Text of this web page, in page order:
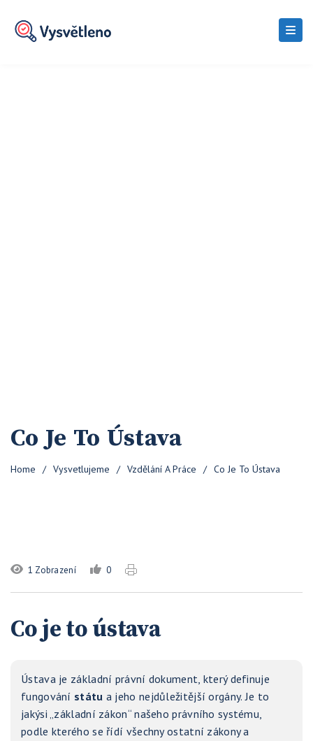
Co Je To Ústava
Home / Vysvetlujeme / Vzdělání A Práce / Co Je To Ústava
1 Zobrazení 0
Co je to ústava
Ústava je základní právní dokument, který definuje
fungování státu a jeho nejdůležitější orgány. Je to
jakýsi „základní zákon“ našeho právního systému,
podle kterého se řídí všechny ostatní zákony a